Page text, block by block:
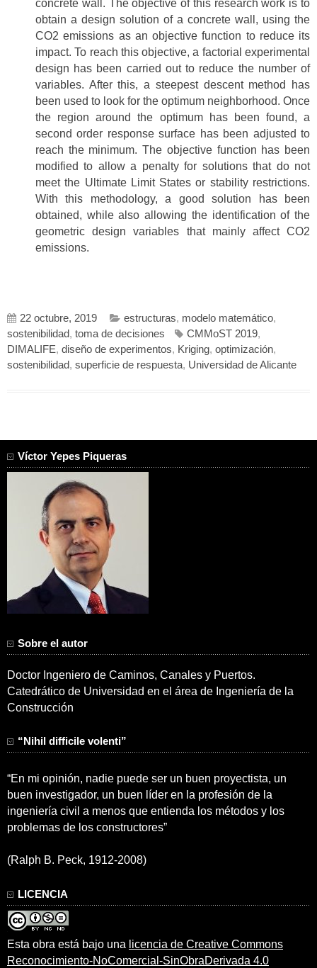
concrete wall. The objective of this research work is to
obtain a design solution of a concrete wall, using the
CO2 emissions as an objective function to reduce its
impact. To reach this objective, a factorial experimental
design has been carried out to reduce the number of
variables. After this, a steepest descent method has
been used to look for the optimum neighborhood. Once
the region around the optimum has been found, a
second order response surface has been adjusted to
reach the minimum. The objective function has been
modified to allow a penalty for solutions that do not
meet the Ultimate Limit States or stability restrictions.
With this methodology, a good solution has been
obtained, while also allowing the identification of the
geometric design variables that mainly affect CO2
emissions.
22 octubre, 2019 estructuras, modelo matemático,
sostenibilidad, toma de decisiones CMMoST 2019,
DIMALIFE, diseño de experimentos, Kriging, optimización,
sostenibilidad, superficie de respuesta, Universidad de Alicante
Víctor Yepes Piqueras
Sobre el autor
Doctor Ingeniero de Caminos, Canales y Puertos.
Catedrático de Universidad en el área de Ingeniería de la
Construcción
“Nihil difficile volenti”
“En mi opinión, nadie puede ser un buen proyectista, un
buen investigador, un buen líder en la profesión de la
ingeniería civil a menos que entienda los métodos y los
problemas de los constructores”
(Ralph B. Peck, 1912-2008)
LICENCIA
Esta obra está bajo una licencia de Creative Commons
Reconocimiento-NoComercial-SinObraDerivada 4.0